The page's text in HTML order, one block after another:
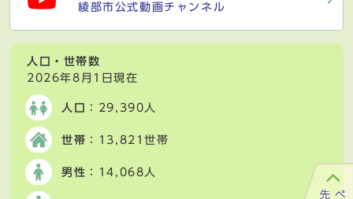
綾部市公式動画チャンネル
人口・世帯数
2026年8月1日現在
人口 ：29,390人
世帯 ：13,821世帯
男性 ：14,068人